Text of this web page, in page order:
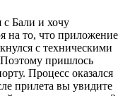
Бали и хочу
на то, что приложение
с техническими
пришлось
Процесс оказался
прилета вы увидите